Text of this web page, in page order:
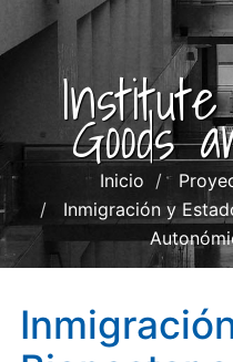
Goods
Inicio
Inmigración y